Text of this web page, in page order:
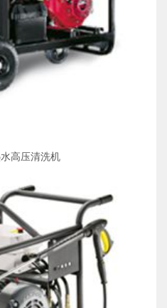
高压清洗机